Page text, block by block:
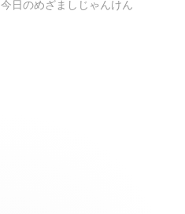
今日のめざましじゃんけん